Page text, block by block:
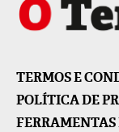
TERMOS E
POLÍTICA DE